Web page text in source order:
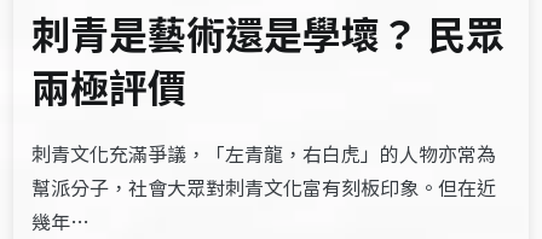
刺青是藝術還是學壞？ 民眾
兩極評價
刺青文化充滿爭議，「左青龍，右白虎」的人物亦常為
幫派分子，社會大眾對刺青文化富有刻板印象。但在近
幾年…